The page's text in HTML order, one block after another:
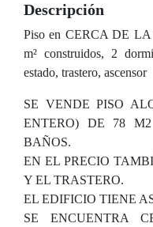
Descripción
Piso en CERCA DE
m² construidos, 2
estado, trastero, ascensor
SE VENDE PISO
ENTERO) DE 78
BAÑOS.
EN EL PRECIO
Y EL TRASTERO.
EL EDIFICIO TIENE
SE ENCUENTRA